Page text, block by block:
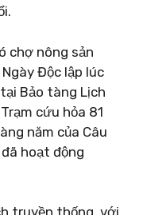
chợ nông sản
Độc lập lúc
Bảo tàng Lịch
cứu hỏa 81
năm của Câu
hoạt động
truyền thống, với